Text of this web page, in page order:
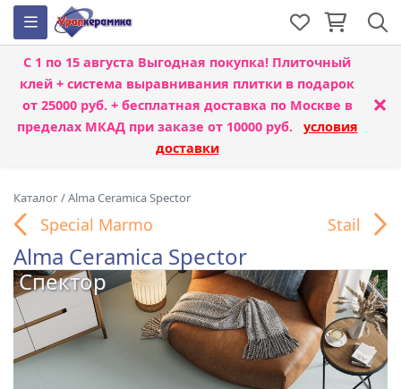
С 1 по 15 августа Выгодная покупка! Плиточный
клей + система выравнивания плитки в подарок
от 25000 руб. + бесплатная доставка по Москве в
пределах МКАД при заказе от 10000 руб. условия
доставки
×
Каталог/Alma Ceramica Spector
Special Marmo Stail
Alma Ceramica Spector
Спектор